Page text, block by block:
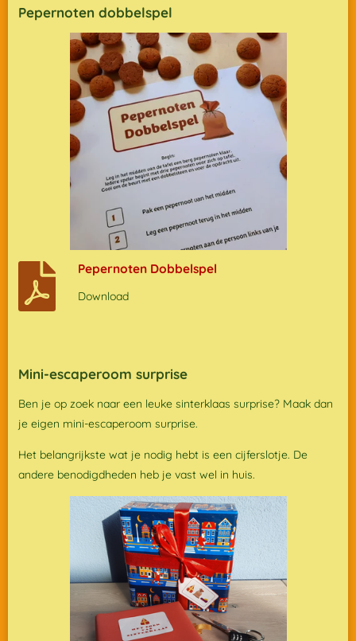
Pepernoten dobbelspel
Pepernoten Dobbelspel
Download
Mini-escaperoom surprise
Ben je op zoek naar een leuke sinterklaas surprise? Maak dan
je eigen mini-escaperoom surprise.
Het belangrijkste wat je nodig hebt is een cijferslotje. De
andere benodigdheden heb je vast wel in huis.